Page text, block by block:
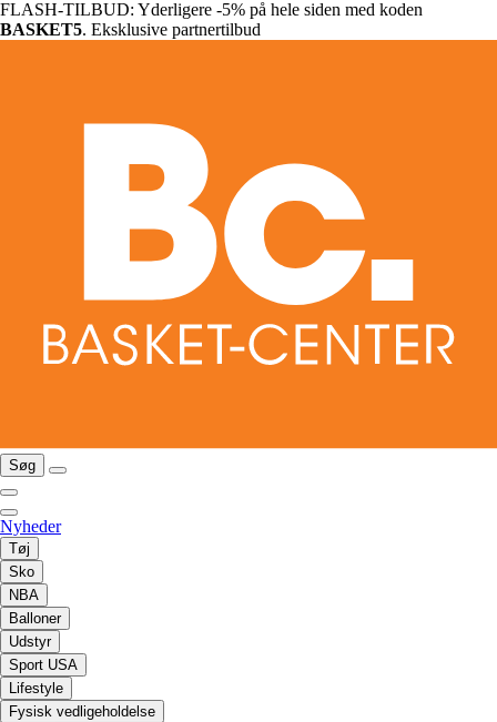
FLASH-TILBUD: Yderligere -5% på hele siden med koden
BASKET5. Eksklusive partnertilbud
Søg
Nyheder
Tøj
Sko
NBA
Balloner
Udstyr
Sport USA
Lifestyle
Fysisk vedligeholdelse